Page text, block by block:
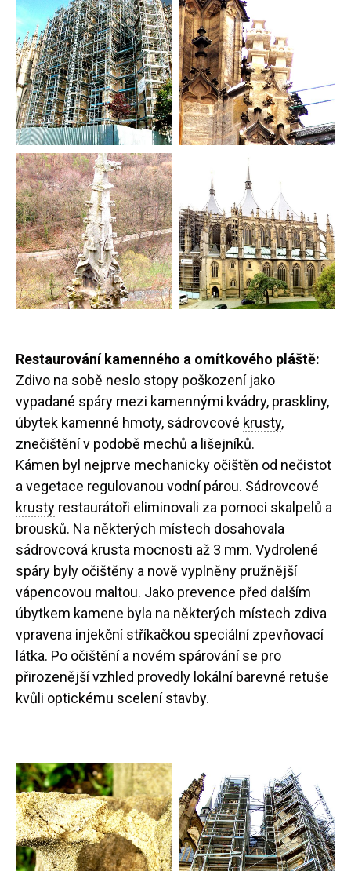
Restaurování kamenného a omítkového pláště:
Zdivo na sobě neslo stopy poškození jako
vypadané spáry mezi kamennými kvádry, praskliny,
úbytek kamenné hmoty, sádrovcové krusty,
znečištění v podobě mechů a lišejníků.
Kámen byl nejprve mechanicky očištěn od nečistot
a vegetace regulovanou vodní párou. Sádrovcové
krusty restaurátoři eliminovali za pomoci skalpelů a
brousků. Na některých místech dosahovala
sádrovcová krusta mocnosti až 3 mm. Vydrolené
spáry byly očištěny a nově vyplněny pružnější
vápencovou maltou. Jako prevence před dalším
úbytkem kamene byla na některých místech zdiva
vpravena injekční stříkačkou speciální zpevňovací
látka. Po očištění a novém spárování se pro
přirozenější vzhled provedly lokální barevné retuše
kvůli optickému scelení stavby.